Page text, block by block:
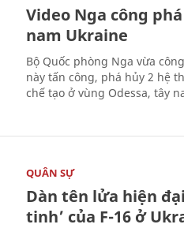
Video Nga công
nam Ukraine
Bộ Quốc phòng Nga vừa
này tấn công, phá hủy 2 hệ
chế tạo ở vùng Odessa, tây
QUÂN SỰ
Dàn tên lửa hiện
tinh’ của F-16 ở